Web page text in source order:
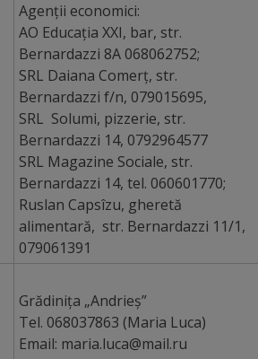
Agenţii economici:
AO Educația XXI, bar, str.
Bernardazzi 8A 068062752;
SRL Daiana Comerț, str.
Bernardazzi f/n, 079015695,
SRL Solumi, pizzerie, str.
Bernardazzi 14, 0792964577
SRL Magazine Sociale, str.
Bernardazzi 14, tel. 060601770;
Ruslan Capsîzu, gheretă
alimentară, str. Bernardazzi 11/1,
079061391
Grădiniţa „Andrieș”
Tel. 068037863 (Maria Luca)
Email: maria.luca@mail.ru